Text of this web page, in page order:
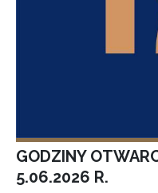
GODZINY
5.06.2026 R.